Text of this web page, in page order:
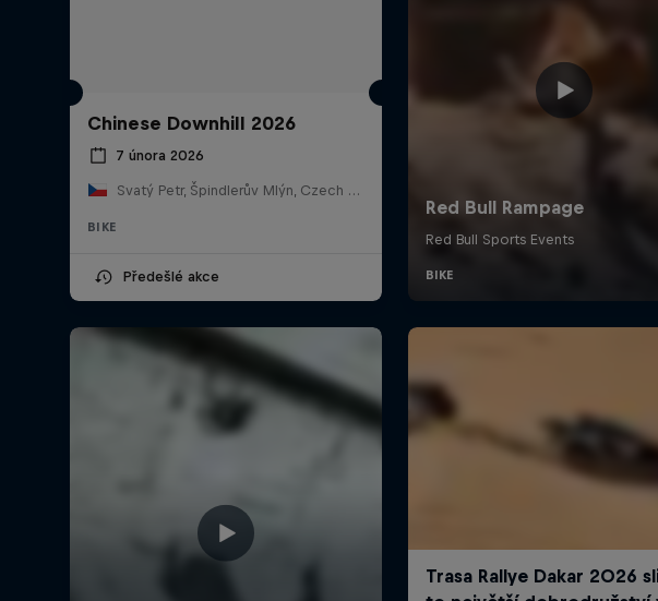
Chinese Downhill 2026
7 února 2026
Svatý Petr, Špindlerův Mlýn, Czech Republic
BIKE
Předešlé akce